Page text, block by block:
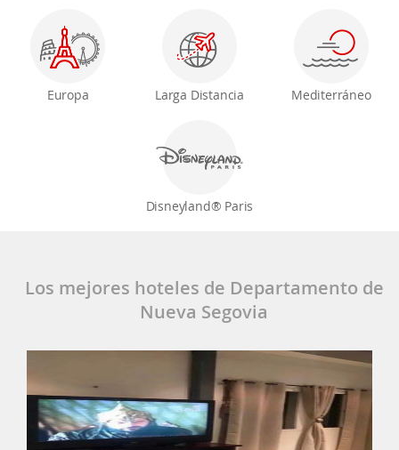
Europa Larga Distancia Mediterráneo
Disneyland® Paris
Los mejores hoteles de Departamento de
Nueva Segovia